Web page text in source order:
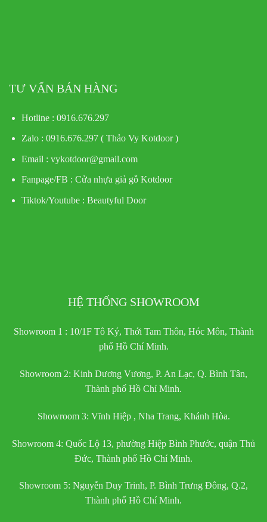
TƯ VẤN BÁN HÀNG
Hotline : 0916.676.297
Zalo : 0916.676.297 ( Thảo Vy Kotdoor )
Email : vykotdoor@gmail.com
Fanpage/FB : Cửa nhựa giả gỗ Kotdoor
Tiktok/Youtube : Beautyful Door
HỆ THỐNG SHOWROOM
Showroom 1 : 10/1F Tô Ký, Thới Tam Thôn, Hóc Môn, Thành
phố Hồ Chí Minh.
Showroom 2: Kinh Dương Vương, P. An Lạc, Q. Bình Tân,
Thành phố Hồ Chí Minh.
Showroom 3: Vĩnh Hiệp , Nha Trang, Khánh Hòa.
Showroom 4: Quốc Lộ 13, phường Hiệp Bình Phước, quận Thủ
Đức, Thành phố Hồ Chí Minh.
Showroom 5: Nguyễn Duy Trinh, P. Bình Trưng Đông, Q.2,
Thành phố Hồ Chí Minh.